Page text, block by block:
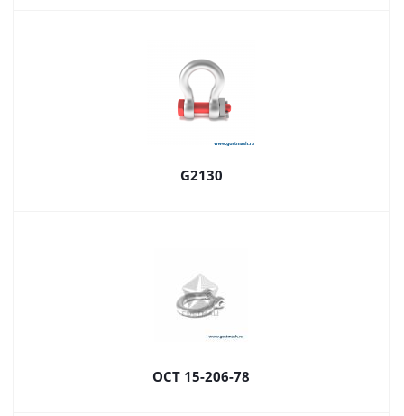
G2130
ОСТ 15-206-78